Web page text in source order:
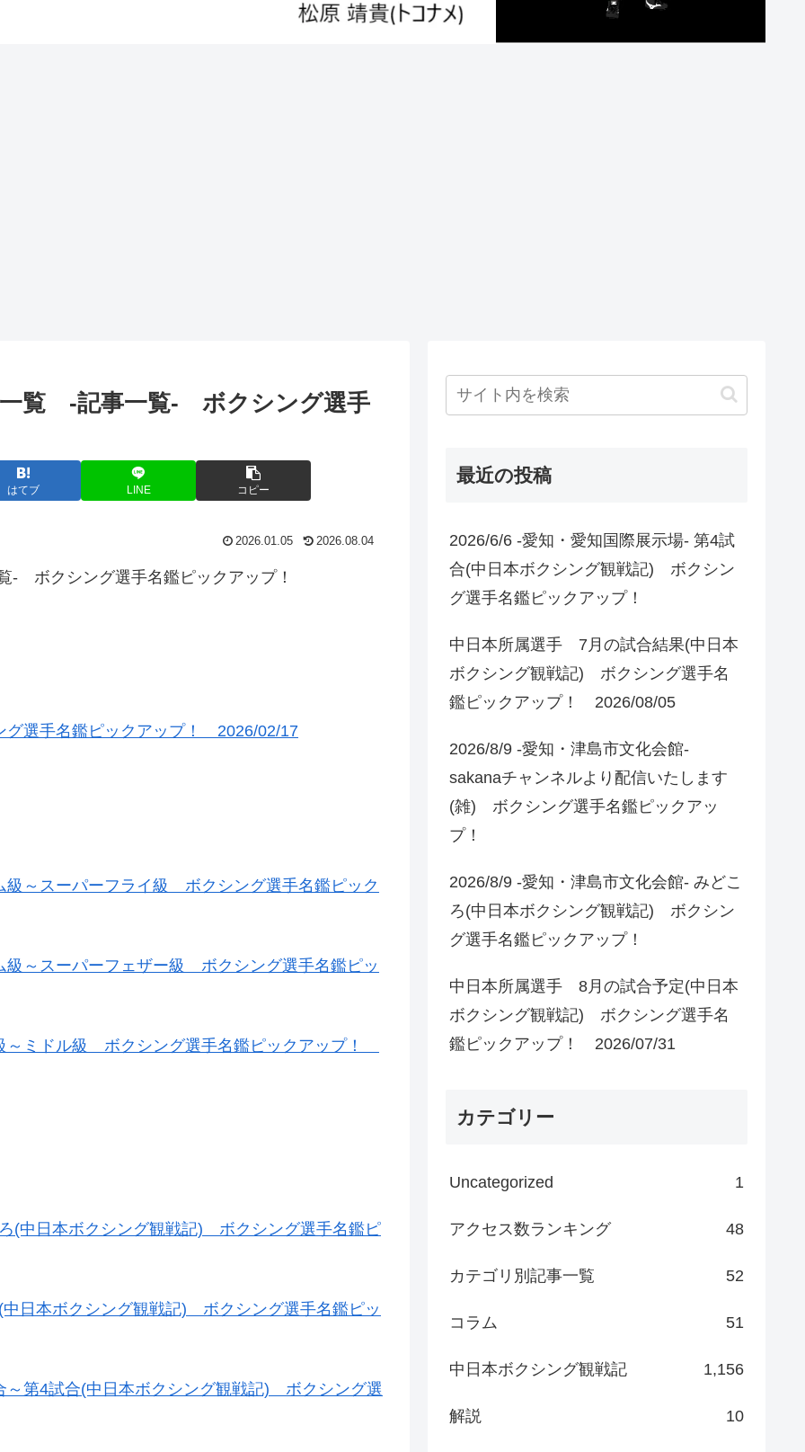
一覧 -記事一覧- ボクシング選手
はてブ LINE コピー
2026.01.05 2026.08.04
- ボクシング選手名鑑ピックアップ！
選手名鑑ピックアップ！ 2026/02/17
級～スーパーフライ級 ボクシング選手名鑑ピック
級～スーパーフェザー級 ボクシング選手名鑑ピッ
～ミドル級 ボクシング選手名鑑ピックアップ！
(中日本ボクシング観戦記) ボクシング選手名鑑ピ
日本ボクシング観戦記) ボクシング選手名鑑ピッ
～第4試合(中日本ボクシング観戦記) ボクシング選
最近の投稿
2026/6/6 -愛知・愛知国際展示場- 第4試
合(中日本ボクシング観戦記) ボクシン
グ選手名鑑ピックアップ！
中日本所属選手 7月の試合結果(中日本
ボクシング観戦記) ボクシング選手名
鑑ピックアップ！ 2026/08/05
2026/8/9 -愛知・津島市文化会館-
sakanaチャンネルより配信いたします
(雑) ボクシング選手名鑑ピックアッ
プ！
2026/8/9 -愛知・津島市文化会館- みどこ
ろ(中日本ボクシング観戦記) ボクシン
グ選手名鑑ピックアップ！
中日本所属選手 8月の試合予定(中日本
ボクシング観戦記) ボクシング選手名
鑑ピックアップ！ 2026/07/31
カテゴリー
Uncategorized 1
アクセス数ランキング 48
カテゴリ別記事一覧 52
コラム 51
中日本ボクシング観戦記 1,156
解説 10